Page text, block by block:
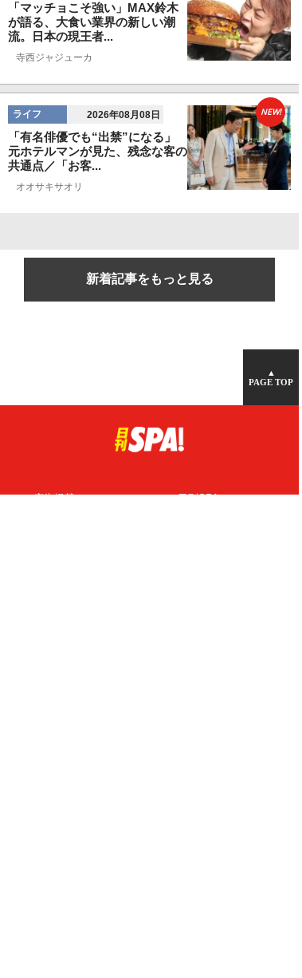
「マッチョこそ強い」MAX鈴木
が語る、大食い業界の新しい潮
流。日本の現王者...
寺西ジャジューカ
ライフ 2026年08月08日
「有名俳優でも“出禁”になる」
元ホテルマンが見た、残念な客の
共通点／「お客...
オオサキサオリ
NEW!
新着記事をもっと見る
▲
PAGE TOP
広告掲載について 日刊SPA！について